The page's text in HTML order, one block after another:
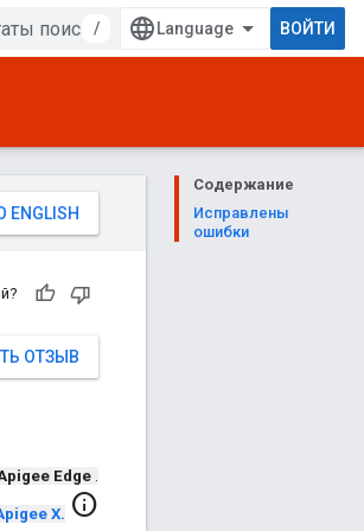
/ ВОЙТИ
Содержание
Исправлены
ошибки
ОТЗЫВ
Edge .
X. info